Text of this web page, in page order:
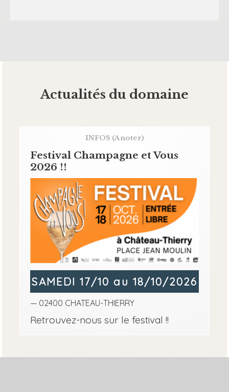
Actualités du domaine
INFOS (A noter)
Festival Champagne et Vous
2026 !!
SAMEDI 17/10 au 18/10/2026
— 02400 CHATEAU-THIERRY
Retrouvez-nous sur le festival !!